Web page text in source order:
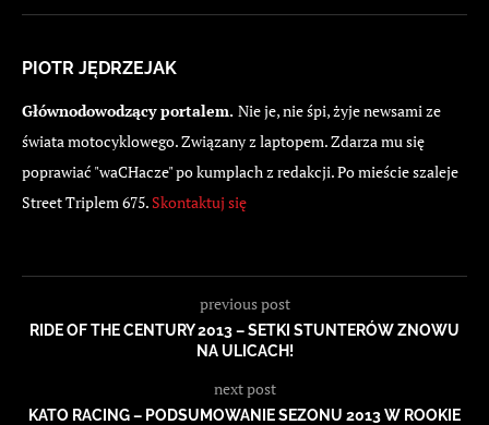
PIOTR JĘDRZEJAK
Głównodowodzący portalem. Nie je, nie śpi, żyje newsami ze
świata motocyklowego. Związany z laptopem. Zdarza mu się
poprawiać "waCHacze" po kumplach z redakcji. Po mieście szaleje
Street Triplem 675. Skontaktuj się
previous post
RIDE OF THE CENTURY 2013 – SETKI STUNTERÓW ZNOWU
NA ULICACH!
next post
KATO RACING – PODSUMOWANIE SEZONU 2013 W ROOKIE